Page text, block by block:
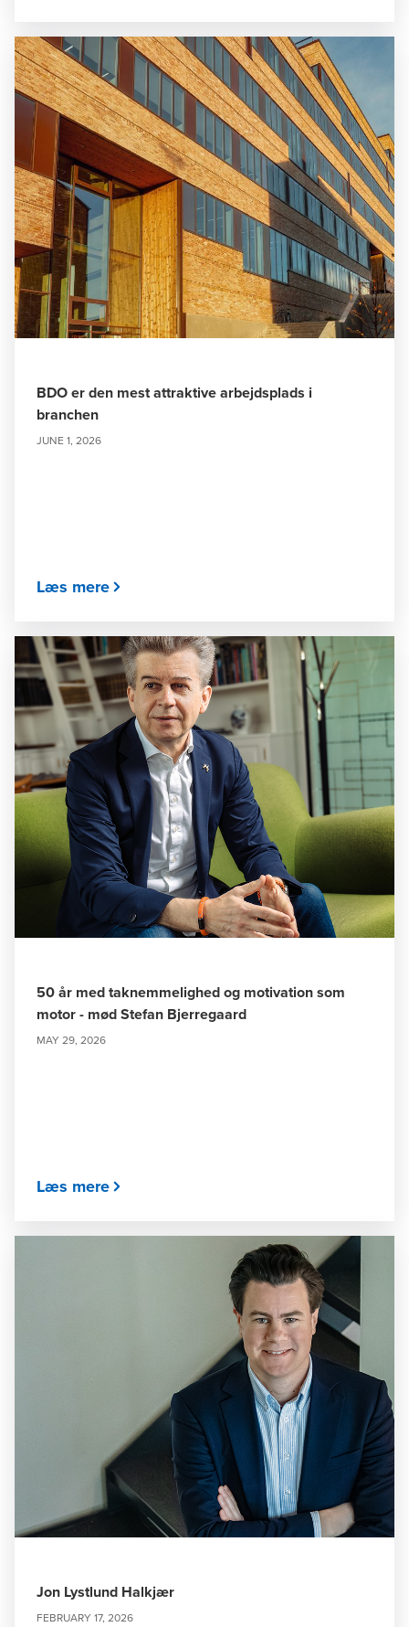
BDO er den mest attraktive arbejdsplads i
branchen
JUNE 1, 2026
Læs mere
50 år med taknemmelighed og motivation som
motor - mød Stefan Bjerregaard
MAY 29, 2026
Læs mere
Jon Lystlund Halkjær
FEBRUARY 17, 2026